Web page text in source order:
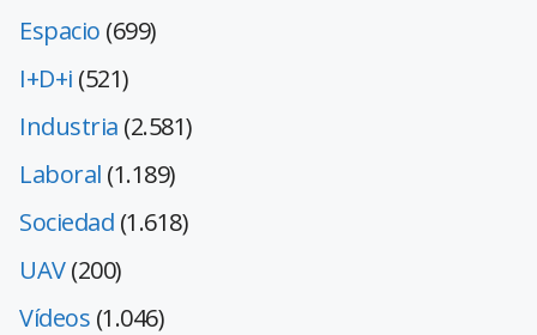
Espacio (699)
I+D+i (521)
Industria (2.581)
Laboral (1.189)
Sociedad (1.618)
UAV(200)
Vídeos (1.046)